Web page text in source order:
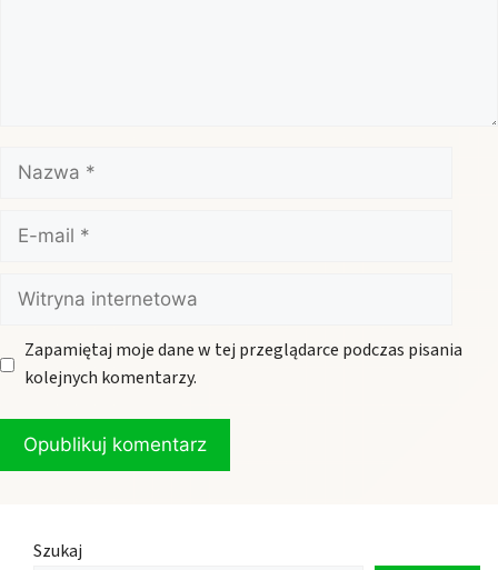
Nazwa
mail
Witryna
internetowa
Zapamiętaj moje dane w tej przeglądarce podczas pisania
kolejnych komentarzy.
Szukaj